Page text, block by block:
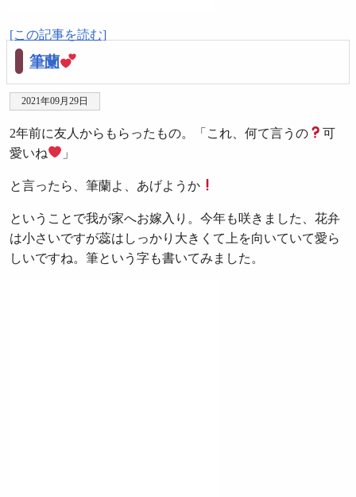
[この記事を読む]
筆蘭
2021年09月29日
2年前に友人からもらったもの。「これ、何て言うの
可
愛いね
」
と言ったら、筆蘭よ、あげようか
ということで我が家へお嫁入り。今年も咲きました、花弁
は小さいですが蕊はしっかり大きくて上を向いていて愛ら
しいですね。筆という字も書いてみました。